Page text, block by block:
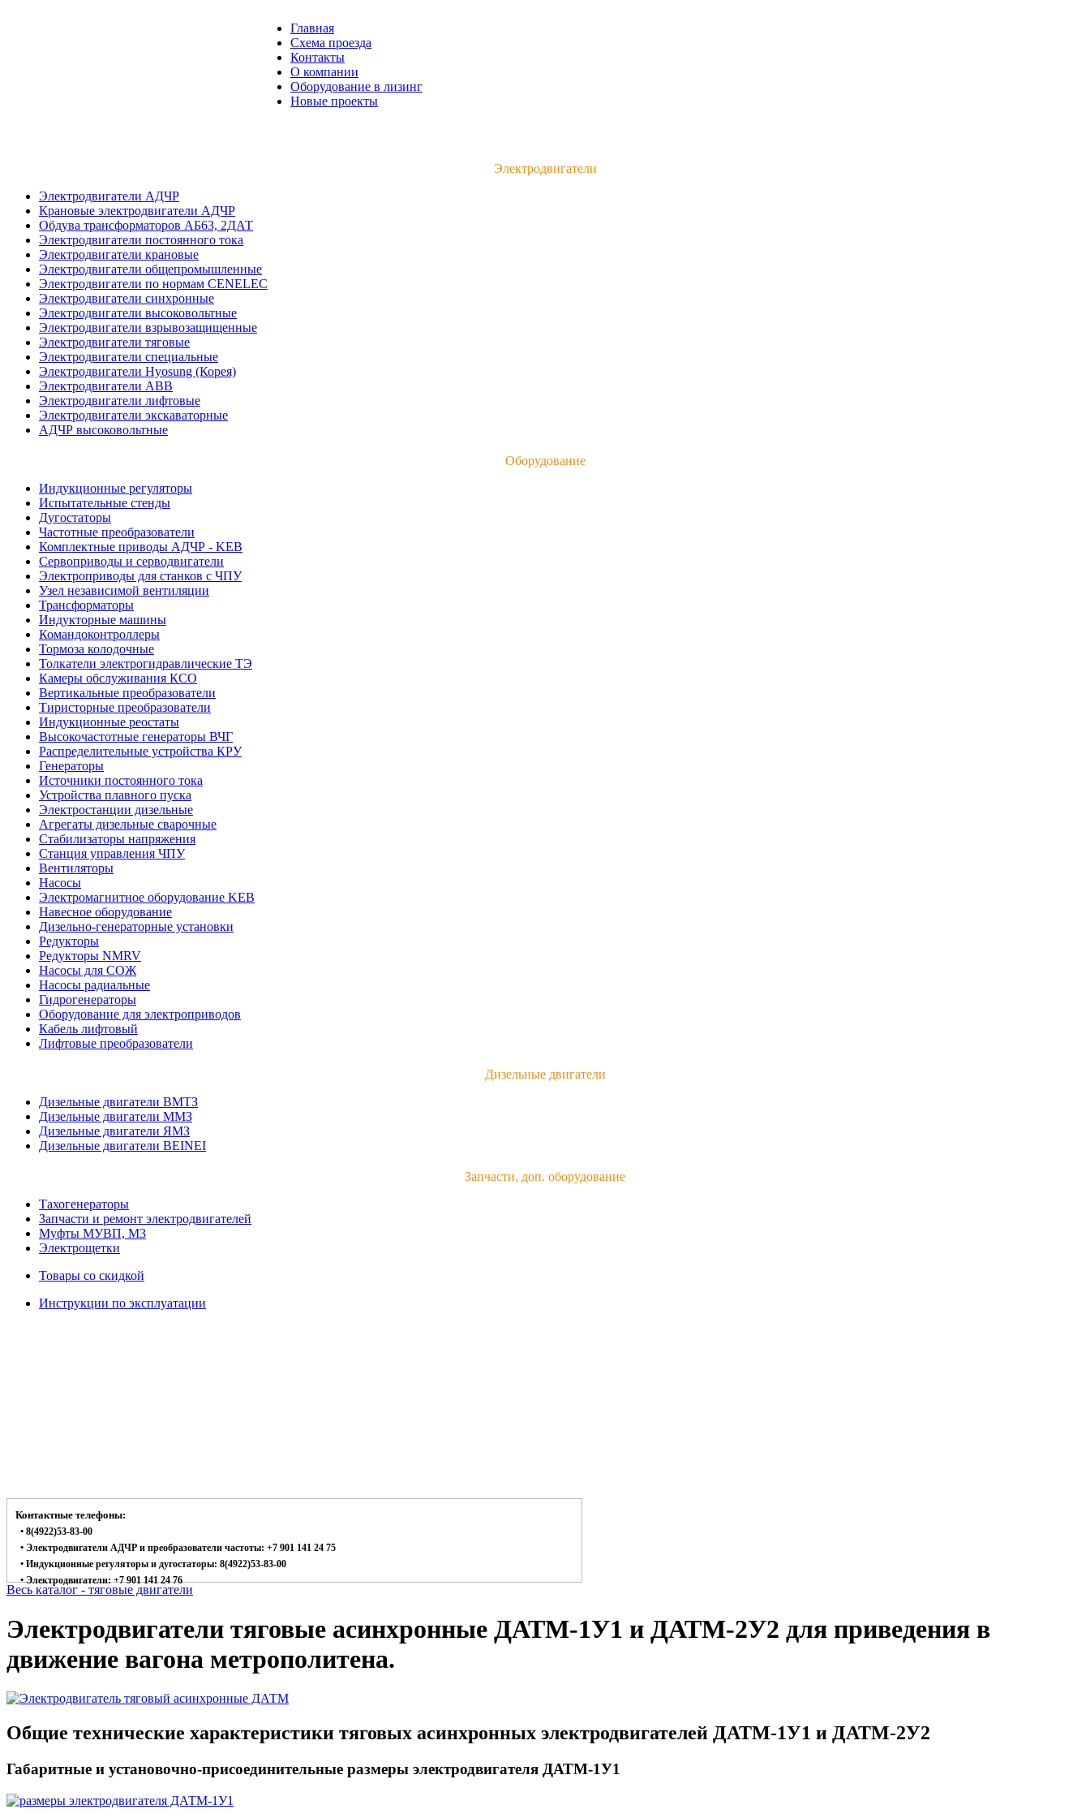
Главная
Схема проезда
Контакты
О компании
Оборудование в лизинг
Новые проекты
Электродвигатели
Электродвигатели АДЧР
Крановые электродвигатели АДЧР
Обдува трансформаторов АБ63, 2ДАТ
Электродвигатели постоянного тока
Электродвигатели крановые
Электродвигатели общепромышленные
Электродвигатели по нормам CENELEC
Электродвигатели синхронные
Электродвигатели высоковольтные
Электродвигатели взрывозащищенные
Электродвигатели тяговые
Электродвигатели специальные
Электродвигатели Hyosung (Корея)
Электродвигатели ABB
Электродвигатели лифтовые
Электродвигатели экскаваторные
АДЧР высоковольтные
Оборудование
Индукционные регуляторы
Испытательные стенды
Дугостаторы
Частотные преобразователи
Комплектные приводы АДЧР - KEB
Сервоприводы и серводвигатели
Электроприводы для станков с ЧПУ
Узел независимой вентиляции
Трансформаторы
Индукторные машины
Командоконтроллеры
Тормоза колодочные
Толкатели электрогидравлические ТЭ
Камеры обслуживания КСО
Вертикальные преобразователи
Тиристорные преобразователи
Индукционные реостаты
Высокочастотные генераторы ВЧГ
Распределительные устройства КРУ
Генераторы
Источники постоянного тока
Устройства плавного пуска
Электростанции дизельные
Агрегаты дизельные сварочные
Стабилизаторы напряжения
Станция управления ЧПУ
Вентиляторы
Насосы
Электромагнитное оборудование KEB
Навесное оборудование
Дизельно-генераторные установки
Редукторы
Редукторы NMRV
Насосы для СОЖ
Насосы радиальные
Гидрогенераторы
Оборудование для электроприводов
Кабель лифтовый
Лифтовые преобразователи
Дизельные двигатели
Дизельные двигатели ВМТЗ
Дизельные двигатели ММЗ
Дизельные двигатели ЯМЗ
Дизельные двигатели BEINEI
Запчасти, доп. оборудование
Тахогенераторы
Запчасти и ремонт электродвигателей
Муфты МУВП, М3
Электрощетки
Товары со скидкой
Инструкции по эксплуатации
Контактные телефоны:
• 8(4922)53-83-00
• Электродвигатели АДЧР и преобразователи частоты: +7 901 141 24 75
• Индукционные регуляторы и дугостаторы: 8(4922)53-83-00
• Электродвигатели: +7 901 141 24 76
Весь каталог - тяговые двигатели
Электродвигатели тяговые асинхронные ДАТМ-1У1 и ДАТМ-2У2 для приведения в
движение вагона метрополитена.
Общие технические характеристики тяговых асинхронных электродвигателей ДАТМ-1У1 и ДАТМ-2У2
Габаритные и установочно-присоединительные размеры электродвигателя ДАТМ-1У1